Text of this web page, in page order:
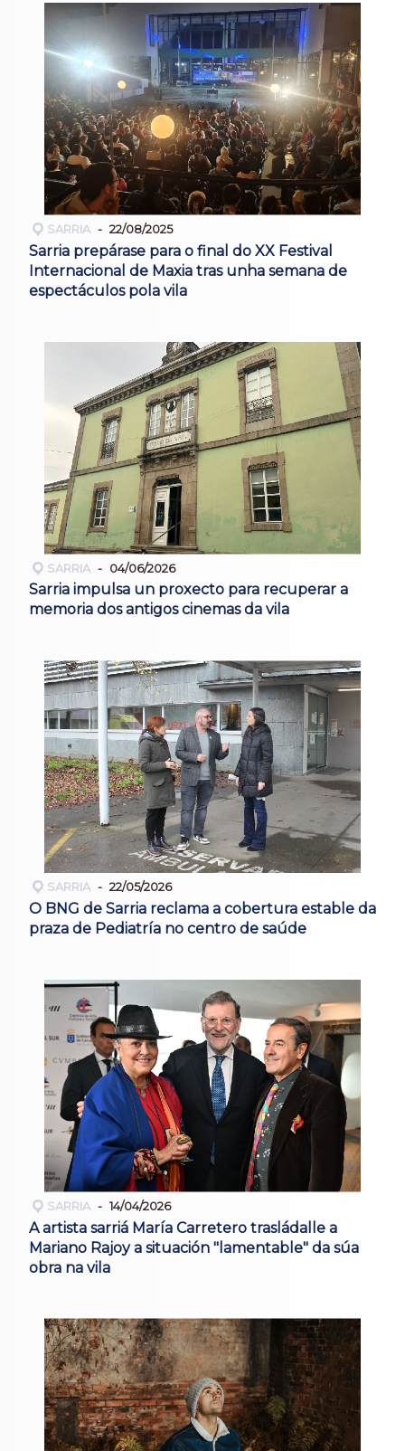
SARRIA 22/08/2025
Sarria prepárase para o final do XX Festival
Internacional de Maxia tras unha semana de
espectáculos pola vila
SARRIA 04/06/2026
Sarria impulsa un proxecto para recuperar a
memoria dos antigos cinemas da vila
SARRIA 22/05/2026
O BNG de Sarria reclama a cobertura estable da
praza de Pediatría no centro de saúde
SARRIA 14/04/2026
A artista sarriá María Carretero trasládalle a
Mariano Rajoy a situación "lamentable" da súa
obra na vila